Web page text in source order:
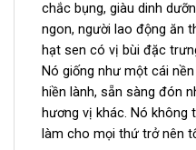
chắc bụng, giàu dinh
ngon, người lao động ăn
hạt sen có vị bùi đặc
Nó giống như một cái
hiền lành, sẵn sàng đón
hương vị khác. Nó không
làm cho mọi thứ trở nên